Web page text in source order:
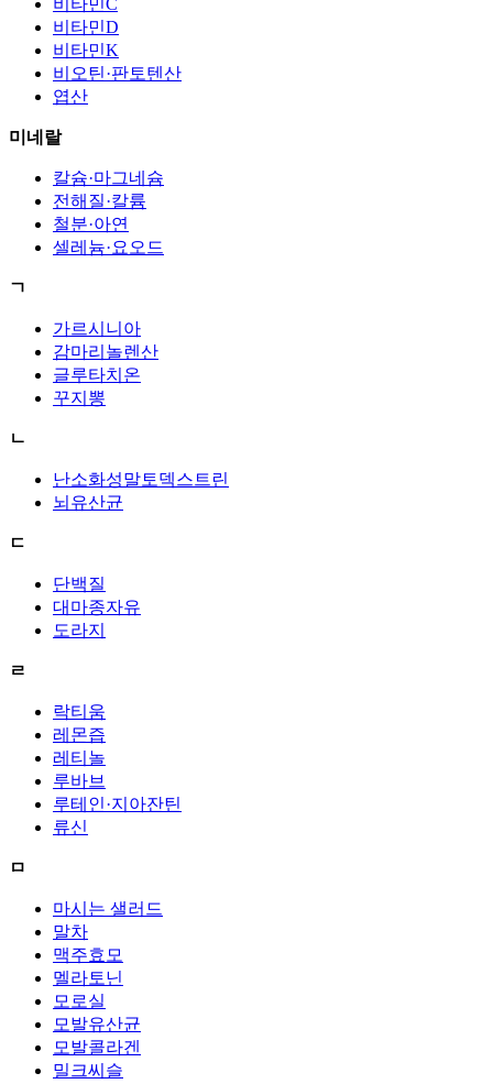
비타민D
비타민K
비오틴·판토텐산
엽산
미네랄
칼슘·마그네슘
전해질·칼륨
철분·아연
셀레늄·요오드
ㄱ
가르시니아
감마리놀렌산
글루타치온
꾸지뽕
ㄴ
난소화성말토덱스트린
뇌유산균
ㄷ
단백질
대마종자유
도라지
ㄹ
락티움
레몬즙
레티놀
루바브
루테인·지아잔틴
류신
ㅁ
마시는 샐러드
말차
맥주효모
멜라토닌
모로실
모발유산균
모발콜라겐
밀크씨슬